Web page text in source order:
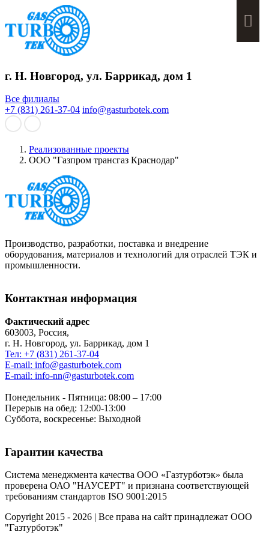
г. Н. Новгород, ул. Баррикад, дом 1
Все филиалы
+7 (831) 261-37-04 info@gasturbotek.com
Реализованные проекты
ООО "Газпром трансгаз Краснодар"
Производство, разработки, поставка и внедрение
оборудования, материалов и технологий для отраслей ТЭК и
промышленности.
Контактная информация
Фактический адрес
603003, Россия,
г. Н. Новгород, ул. Баррикад, дом 1
Тел: +7 (831) 261-37-04
E-mail: info@gasturbotek.com
E-mail: info-nn@gasturbotek.com
Понедельник - Пятница: 08:00 – 17:00
Перерыв на обед: 12:00-13:00
Суббота, воскресенье: Выходной
Гарантии качества
Система менеджмента качества ООО «Газтурботэк» была
проверена ОАО "НАУСЕРТ" и признана соответствующей
требованиям стандартов ISO 9001:2015
Copyright 2015 - 2026 | Все права на сайт принадлежат ООО
"Газтурботэк"